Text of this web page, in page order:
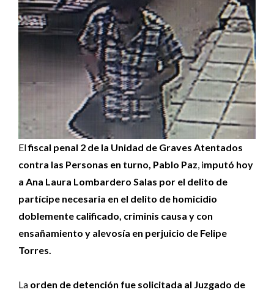
Elfiscal penal 2 de la Unidad de Graves Atentados
contra las Personas en turno, Pablo Paz, imputó hoy
a Ana Laura Lombardero Salas por el delito de
partícipe necesaria en el delito de homicidio
doblemente calificado, criminis causa y con
ensañamiento y alevosía en perjuicio de Felipe
Torres.
La orden de detención fue solicitada al Juzgado de